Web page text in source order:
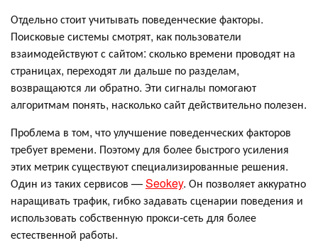
Отдельно стоит учитывать поведенческие факторы.
Поисковые системы смотрят, как пользователи
взаимодействуют с сайтом: сколько времени проводят на
страницах, переходят ли дальше по разделам,
возвращаются ли обратно. Эти сигналы помогают
алгоритмам понять, насколько сайт действительно полезен.
Проблема в том, что улучшение поведенческих факторов
требует времени. Поэтому для более быстрого усиления
этих метрик существуют специализированные решения.
Один из таких сервисов —Seokey. Он позволяет аккуратно
наращивать трафик, гибко задавать сценарии поведения и
использовать собственную прокси-сеть для более
естественной работы.